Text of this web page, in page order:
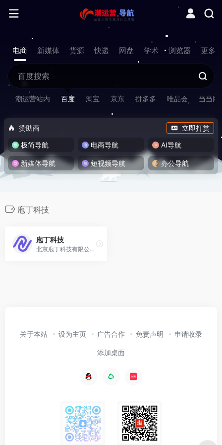
电商 新媒体 货源 快递 网盘 学术 浏览器 更多
潮运营站内 百度 淘宝 京东 拼多多 唯品会 当当网
赞助商
立即打赏
极简导航
电商导航 AI导航
新媒体导航 短视频导航 办公导航
庖丁科技
庖丁科技
北京庖丁科技有限公司（庖丁科技）将深度学习、自然语言处理、富格式数据解析等技术与各领域行业知识深度融合，用 AI 唤醒海量非结构化文档，让信息自动、快速、精准的流转沉淀，创造价值，引领文档智能新基建。
关于本站 设为主页 广告合作 免责声明 申请收录
添加桌面